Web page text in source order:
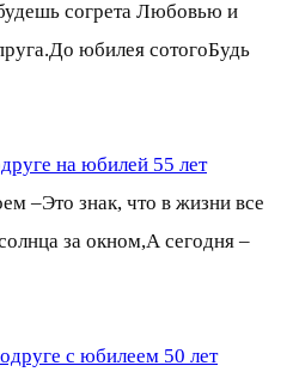
согрета Любовью и
юбилея сотогоБудь
на юбилей 55 лет
–Это знак, что в жизни все
за окном,А сегодня –
с юбилеем 50 лет